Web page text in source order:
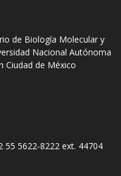
de Biología Molecular y
Nacional Autónoma
Ciudad de México
55 5622-8222 ext. 44704